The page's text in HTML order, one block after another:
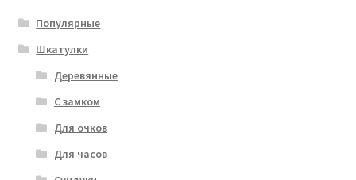
Популярные
Шкатулки
Деревянные
С замком
Для очков
Для часов